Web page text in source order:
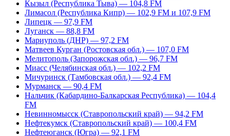
Кызыл (Республика Тыва) — 104,8 FM
Лимасол (Республика Кипр) — 102,9 FM и 107,9 FM
Липецк — 97,9 FM
Луганск — 88,8 FM
Мариуполь (ДНР) — 97,2 FM
Матвеев Курган (Ростовская обл.) — 107,0 FM
Мелитополь (Запорожская обл.) — 96,7 FM
Миасс (Челябинская обл.) — 102,2 FM
Мичуринск (Тамбовская обл.) — 92,4 FM
Мурманск — 90,4 FM
Нальчик (Кабардино-Балкарская Республика) — 104,4
FM
Невинномысск (Ставропольский край) — 94,2 FM
Нефтекумск (Ставропольский край) — 100,4 FM
Нефтеюганск (Югра) — 92,1 FM